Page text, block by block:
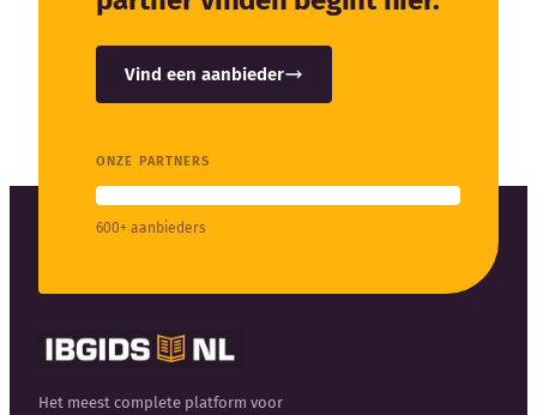
Vind een aanbieder
ONZE PARTNERS
600+ aanbieders
Het meest complete platform voor